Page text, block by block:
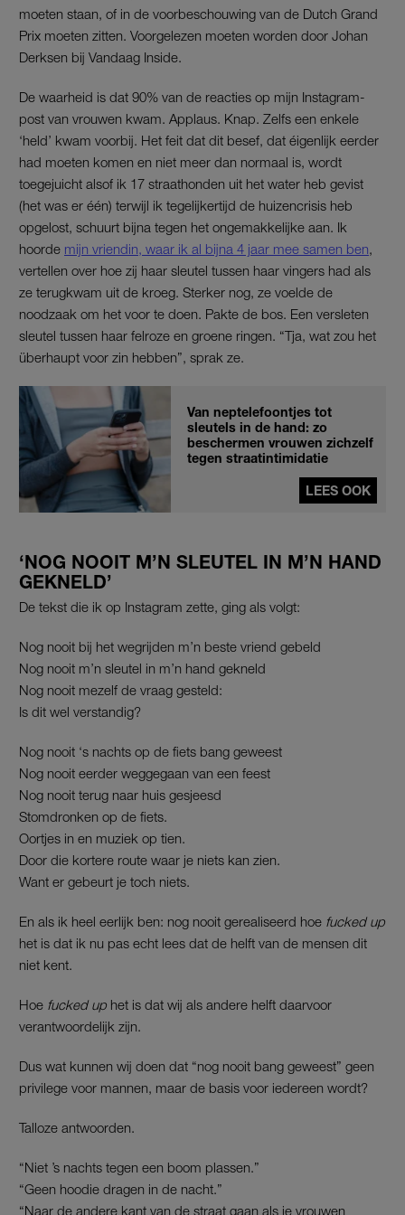
moeten staan, of in de voorbeschouwing van de Dutch Grand
Prix moeten zitten. Voorgelezen moeten worden door Johan
Derksen bij Vandaag Inside.
De waarheid is dat 90% van de reacties op mijn Instagram-
post van vrouwen kwam. Applaus. Knap. Zelfs een enkele
‘held’ kwam voorbij. Het feit dat dit besef, dat éigenlijk eerder
had moeten komen en niet meer dan normaal is, wordt
toegejuicht alsof ik 17 straathonden uit het water heb gevist
(het was er één) terwijl ik tegelijkertijd de huizencrisis heb
opgelost, schuurt bijna tegen het ongemakkelijke aan. Ik
hoorde mijn vriendin, waar ik al bijna 4 jaar mee samen ben
vertellen over hoe zij haar sleutel tussen haar vingers had als
ze terugkwam uit de kroeg. Sterker nog, ze voelde de
noodzaak om het voor te doen. Pakte de bos. Een versleten
sleutel tussen haar felroze en groene ringen. “Tja, wat zou het
überhaupt voor zin hebben”, sprak ze.
Van neptelefoontjes tot
sleutels in de hand: zo
beschermen vrouwen zichzelf
tegen straatintimidatie
LEES OOK
‘NOG NOOIT M’N SLEUTEL IN M’N HAND
GEKNELD’
De tekst die ik op Instagram zette, ging als volgt:
Nog nooit bij het wegrijden m’n beste vriend gebeld
Nog nooit m’n sleutel in m’n hand gekneld
Nog nooit mezelf de vraag gesteld:
Is dit wel verstandig?
Nog nooit ‘s nachts op de fiets bang geweest
Nog nooit eerder weggegaan van een feest
Nog nooit terug naar huis gesjeesd
Stomdronken op de fiets.
Oortjes in en muziek op tien.
Door die kortere route waar je niets kan zien.
Want er gebeurt je toch niets.
En als ik heel eerlijk ben: nog nooit gerealiseerd hoe fucked up
het is dat ik nu pas echt lees dat de helft van de mensen dit
niet kent.
Hoe fucked up het is dat wij als andere helft daarvoor
verantwoordelijk zijn.
Dus wat kunnen wij doen dat “nog nooit bang geweest” geen
privilege voor mannen, maar de basis voor iedereen wordt?
Talloze antwoorden.
“Niet ’s nachts tegen een boom plassen.”
“Geen hoodie dragen in de nacht.”
“Naar de andere kant van de straat gaan als je vrouwen